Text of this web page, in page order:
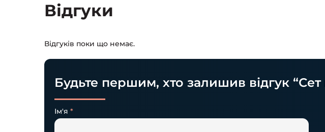
Відгуки
Відгуків поки що немає.
Будьте першим, хто залишив відгук “Сет
Ім'я *